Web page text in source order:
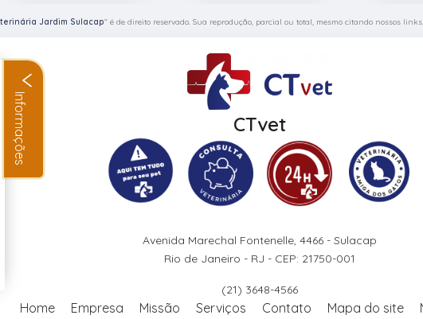
Jardim Sulacap" é de direito reservado. Sua reprodução, parcial ou total, mesmo citando nossos
CTvet
Avenida Marechal Fontenelle, 4466 - Sulacap
Rio de Janeiro - RJ - CEP: 21750-001
(21) 3648-4566
Home Empresa Missão Serviços Contato Mapa do site
Informações